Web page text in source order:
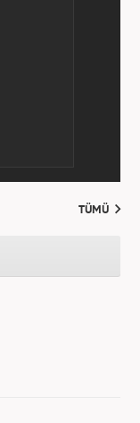
TÜMÜ